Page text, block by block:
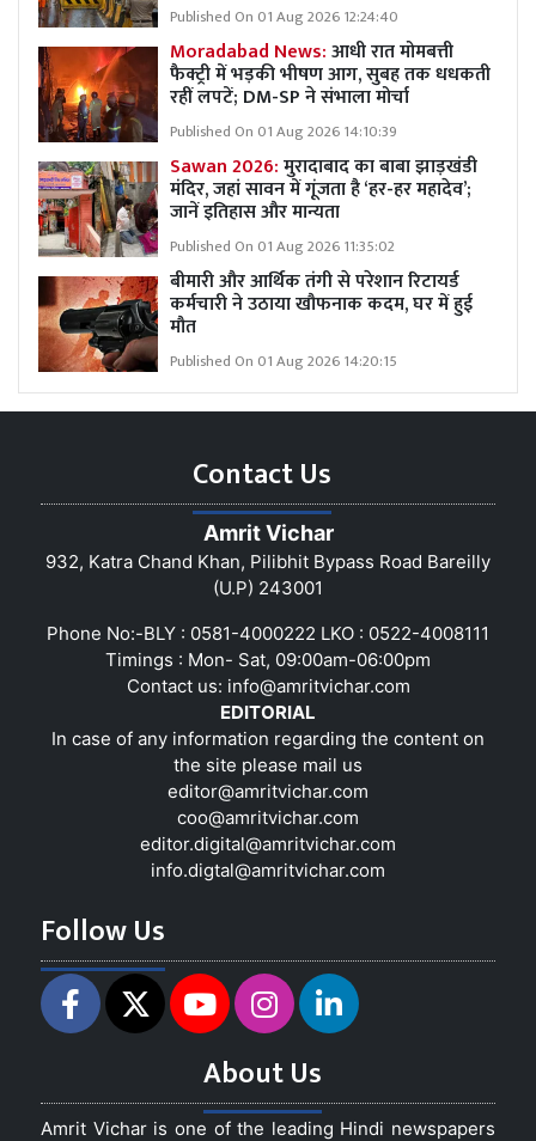
Published On 01 Aug 2026 12:24:40
Moradabad News:आधी रात मोमबत्ती
फैक्ट्री में भड़की भीषण आग, सुबह तक धधकती
रहीं लपटें; DM-SP ने संभाला मोर्चा
Published On 01 Aug 2026 14:10:39
Sawan 2026:मुरादाबाद का बाबा झाड़खंडी
मंदिर, जहां सावन में गूंजता है ‘हर-हर महादेव’;
जानें इतिहास और मान्यता
Published On 01 Aug 2026 11:35:02
बीमारी और आर्थिक तंगी से परेशान रिटायर्ड
कर्मचारी ने उठाया खौफनाक कदम, घर में हुई
मौत
Published On 01 Aug 2026 14:20:15
Contact Us
Amrit Vichar
932, Katra Chand Khan, Pilibhit Bypass Road Bareilly
(U.P) 243001
Phone No:-BLY : 0581-4000222 LKO : 0522-4008111
Timings : Mon- Sat, 09:00am-06:00pm
Contact us: info@amritvichar.com
EDITORIAL
In case of any information regarding the content on
the site please mail us
editor@amritvichar.com
coo@amritvichar.com
editor.digital@amritvichar.com
info.digtal@amritvichar.com
Follow Us
About Us
Amrit Vichar is one of the leading Hindi newspapers